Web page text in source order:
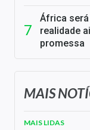
África
realidade
promessa
MAIS
MAIS LIDAS